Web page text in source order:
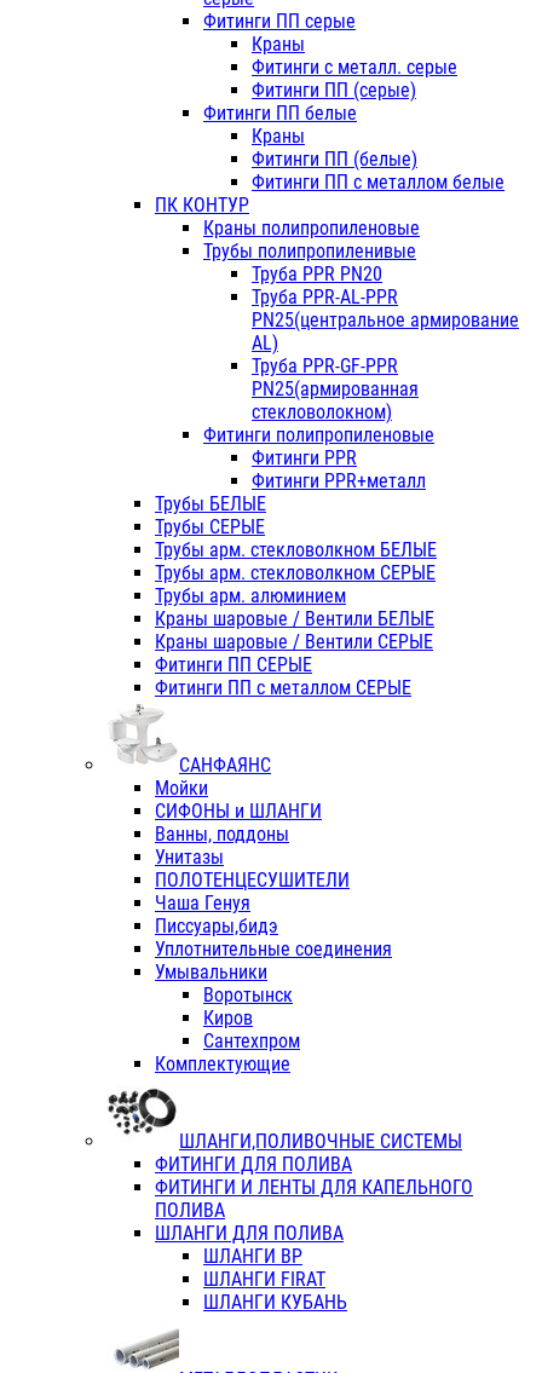
Фитинги ПП серые
Краны
Фитинги с металл. серые
Фитинги ПП (серые)
Фитинги ПП белые
Краны
Фитинги ПП (белые)
Фитинги ПП с металлом белые
ПК КОНТУР
Краны полипропиленовые
Трубы полипропиленивые
Труба PPR PN20
Труба PPR-AL-PPR
PN25(центральное армирование
AL)
Труба PPR-GF-PPR
PN25(армированная
стекловолокном)
Фитинги полипропиленовые
Фитинги PPR
Фитинги PPR+металл
Трубы БЕЛЫЕ
Трубы СЕРЫЕ
Трубы арм. стекловолкном БЕЛЫЕ
Трубы арм. стекловолкном СЕРЫЕ
Трубы арм. алюминием
Краны шаровые / Вентили БЕЛЫЕ
Краны шаровые / Вентили СЕРЫЕ
Фитинги ПП СЕРЫЕ
Фитинги ПП с металлом СЕРЫЕ
САНФАЯНС
Мойки
СИФОНЫ и ШЛАНГИ
Ванны, поддоны
Унитазы
ПОЛОТЕНЦЕСУШИТЕЛИ
Чаша Генуя
Писсуары,бидэ
Уплотнительные соединения
Умывальники
Воротынск
Киров
Сантехпром
Комплектующие
ШЛАНГИ,ПОЛИВОЧНЫЕ СИСТЕМЫ
ФИТИНГИ ДЛЯ ПОЛИВА
ФИТИНГИ И ЛЕНТЫ ДЛЯ КАПЕЛЬНОГО
ПОЛИВА
ШЛАНГИ ДЛЯ ПОЛИВА
ШЛАНГИ ВР
ШЛАНГИ FIRAT
ШЛАНГИ КУБАНЬ